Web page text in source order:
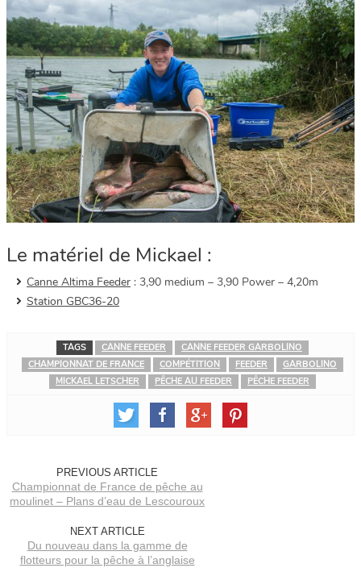
Le matériel de Mickael :
Canne Altima Feeder : 3,90 medium – 3,90 Power – 4,20m
Station GBC36-20
TAGS CANNE FEEDER
CANNE FEEDER GARBOLINO
CHAMPIONNAT DE FRANCE
COMPÉTITION FEEDER
GARBOLINO
MICKAEL LETSCHER
PÊCHE AU FEEDER PÊCHE FEEDER
PREVIOUS ARTICLE
Championnat de France de pêche au
moulinet – Plans d’eau de Lescouroux
NEXT ARTICLE
Du nouveau dans la gamme de
flotteurs pour la pêche à l’anglaise